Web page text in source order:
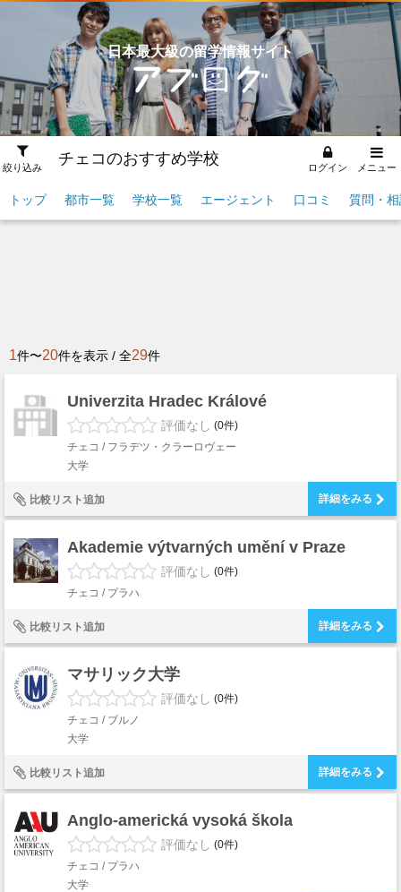
日本最大級の留学情報サイト
絞り込み チェコのおすすめ学校 ログイン メニュー
トップ 都市一覧 学校一覧 エージェント 口コミ 質問・
1件〜20件を表示 / 全29件
Univerzita Hradec Králové
評価なし (0件)
チェコ / フラデツ・クラーロヴェー
大学
比較リスト追加 詳細をみる
Akademie výtvarných umění v Praze
評価なし (0件)
チェコ / プラハ
比較リスト追加 詳細をみる
マサリック大学
評価なし (0件)
チェコ / ブルノ
大学
比較リスト追加 詳細をみる
Anglo-americká vysoká škola
評価なし (0件)
チェコ / プラハ
大学